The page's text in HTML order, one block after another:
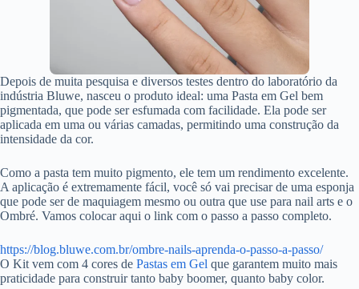
Depois de muita pesquisa e diversos testes dentro do laboratório da
indústria Bluwe, nasceu o produto ideal: uma Pasta em Gel bem
pigmentada, que pode ser esfumada com facilidade. Ela pode ser
aplicada em uma ou várias camadas, permitindo uma construção da
intensidade da cor.
Como a pasta tem muito pigmento, ele tem um rendimento excelente.
A aplicação é extremamente fácil, você só vai precisar de uma esponja
que pode ser de maquiagem mesmo ou outra que use para nail arts e o
Ombré. Vamos colocar aqui o link com o passo a passo completo.
https://blog.bluwe.com.br/ombre-nails-aprenda-o-passo-a-passo/:
O
que
O Kit vem com 4 cores de Pastas em Gel que garantem muito mais
praticidade para construir tanto baby boomer, quanto baby color.